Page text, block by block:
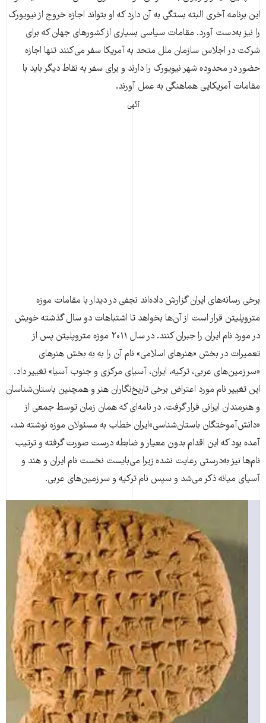
این برنامه آخری البته بستگی به آن دارد که او بتواند اجازه خروج از نیویورک
را نیز به‌دست آورد. مقامات سیاسی بسیاری از کشورهای جهان که برای
شرکت در اجلاس سازمان ملل متحد به آمریکا سفر می‌کنند تنها اجازه
حضور در محدوده شهر نیویورک را دارند و برای سفر به نقاط دیگر باید با
مقامات آمریکایی هماهنگی به عمل آورند.
آگهی
برخی رسانه‌های ایران گزارش داده‌‌اند نجفی در دیدار با مقامات موزه
متروپلیتن قرار است از آن‌ها بخواهد تا اشتباهات دو سال گذشته خویش
در مورد نام ایران را جبران کنند. در سال ۲۰۱۱ موزه متروپلیتن پس از
تعمیرات در بخش «هنرهای اسلامی» نام آن را به به بخش ‌هنرهای
«سرزمین‌های عربی، ترکیه، ایران، آسیای مرکزی و جنوب آسیا» تغییر داد.
این تغییر نام مورد اعتراض برخی تاریخ‌نگاران هنر و همچنین باستان‌شناسان
و هنرمندان ایرانی قرار گرفت. در نامه‌ای که همان ‌زمان توسط جمعی از
«دانش‌آموختگان باستان‌شناسی»ایران خطاب به مسئولان موزه نوشته شد،
آمده بود که این اقدام بدون معیار و ضابطه درست صورت گرفته و ترتیب
نام‌ها نیز به‌درستی رعایت نشده زیرا می‌بایست نخست نام ایران و هند و
آسیای میانه ذکر می‌شد و سپس نام ترکیه و سرزمین‌های عربی.